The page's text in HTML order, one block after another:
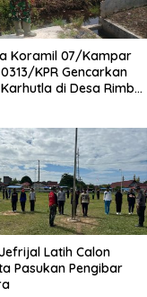
Koramil 07/Kampar
KPR Gencarkan
di Desa Rimbo
Latih Calon
Pasukan Pengibar